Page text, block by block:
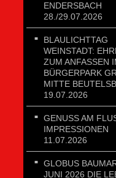
ENDERSBACH
28./29.07.2026
BLAULICHTTAG
WEINSTADT:
ZUM ANFASSEN
BÜRGERPARK
MITTE
19.07.2026
GENUSS AM
IMPRESSIONEN
11.07.2026
GLOBUS
JUNI 2026 DIE